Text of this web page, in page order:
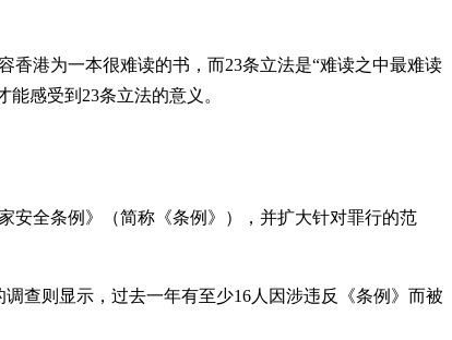
香港为一本很难读的书，而23条立法是“难读之中最难读
感受到23条立法的意义。
安全条例》（简称《条例》），并扩大针对罪行的范
查则显示，过去一年有至少16人因涉违反《条例》而被